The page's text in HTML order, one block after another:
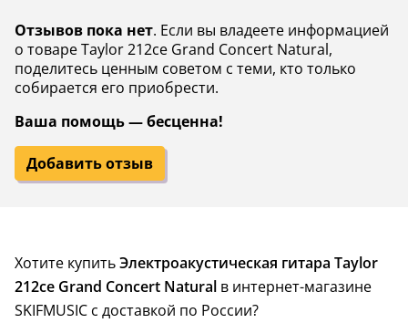
Отзывов пока нет. Если вы владеете информацией
о товаре Taylor 212ce Grand Concert Natural,
поделитесь ценным советом с теми, кто только
собирается его приобрести.
Ваша помощь — бесценна!
Добавить отзыв
Хотите купитьЭлектроакустическая гитара Taylor
212ce Grand Concert Natural в интернет-магазине
SKIFMUSIC с доставкой по России?